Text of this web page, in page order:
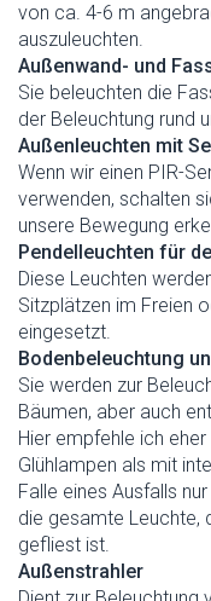
von ca. 4-6 m
auszuleuchten.
Außenwand- und
Sie beleuchten die
der Beleuchtung rund
Außenleuchten mit
Wenn wir einen PIR-
verwenden, schalten
unsere Bewegung
Pendelleuchten für
Diese Leuchten
Sitzplätzen im Freien
eingesetzt.
Bodenbeleuchtung
Sie werden zur
Bäumen, aber auch
Hier empfehle ich
Glühlampen als mit
Falle eines Ausfalls
die gesamte Leuchte,
gefliest ist.
Außenstrahler